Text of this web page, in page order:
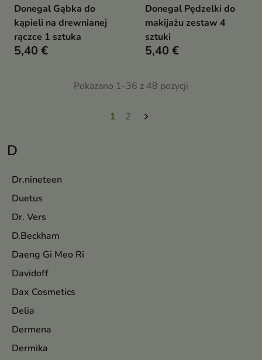
D
Dr.nineteen
Duetus
Dr. Vers
D.Beckham
Daeng Gi Meo Ri
Davidoff
Dax Cosmetics
Delia
Dermena
Dermika
Donegal Gąbka do
kąpieli na drewnianej
rączce 1 sztuka
5,40 €
Donegal Pędzelki do
makijażu zestaw 4
sztuki
5,40 €
Pokazano 1-36 z 48 pozycji
1 2 